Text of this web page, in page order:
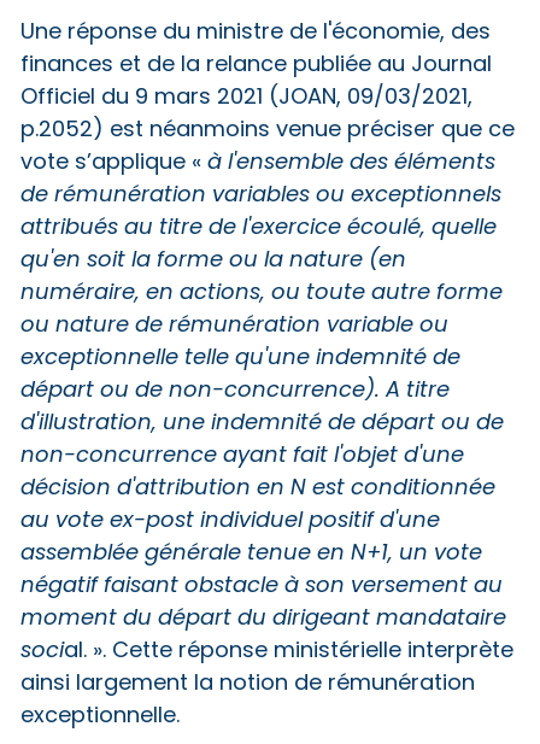
Une réponse du ministre de l'économie, des
finances et de la relance publiée au Journal
Officiel du 9 mars 2021 (JOAN, 09/03/2021,
p.2052) est néanmoins venue préciser que ce
vote s’applique «à l'ensemble des éléments
de rémunération variables ou exceptionnels
attribués au titre de l'exercice écoulé, quelle
qu'en soit la forme ou la nature (en
numéraire, en actions, ou toute autre forme
ou nature de rémunération variable ou
exceptionnelle telle qu'une indemnité de
départ ou de non-concurrence). A titre
d'illustration, une indemnité de départ ou de
non-concurrence ayant fait l'objet d'une
décision d'attribution en N est conditionnée
au vote ex-post individuel positif d'une
assemblée générale tenue en N+1, un vote
négatif faisant obstacle à son versement au
moment du départ du dirigeant mandataire
social. ». Cette réponse ministérielle interprète
ainsi largement la notion de rémunération
exceptionnelle.